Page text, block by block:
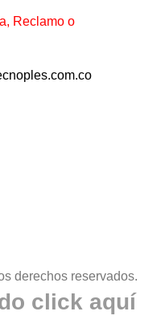
Reclamo o
derechos reservados.
click aquí